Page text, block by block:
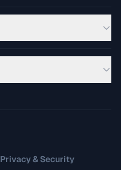
Privacy & Security